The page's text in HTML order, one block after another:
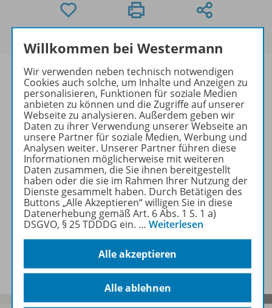
Produktinformationen
Beschreibung
Zugehörige Produkte
Benachrichtigungs-Service
Willkommen bei Westermann
Wir verwenden neben technisch notwendigen
Cookies auch solche, um Inhalte und Anzeigen zu
personalisieren, Funktionen für soziale Medien
anbieten zu können und die Zugriffe auf unserer
Webseite zu analysieren. Außerdem geben wir
Daten zu ihrer Verwendung unserer Webseite an
unsere Partner für soziale Medien, Werbung und
Analysen weiter. Unserer Partner führen diese
Informationen möglicherweise mit weiteren
Daten zusammen, die Sie ihnen bereitgestellt
haben oder die sie im Rahmen Ihrer Nutzung der
Dienste gesammelt haben. Durch Betätigen des
Buttons „Alle Akzeptieren“ willigen Sie in diese
Datenerhebung gemäß Art. 6 Abs. 1 S. 1 a)
DSGVO, § 25 TDDDG ein. … Weiterlesen
Alle akzeptieren
Alle ablehnen